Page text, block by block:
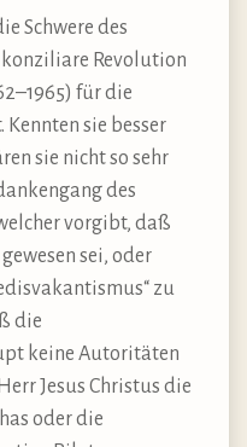
Schwere des
konziliare Revolution
für die
sie besser
sie nicht so sehr
des
vorgibt, daß
sei, oder
zu
die
keine Autoritäten
Jesus Christus die
oder die